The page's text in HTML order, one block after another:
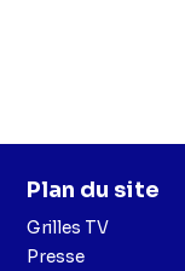
Plan du site
Grilles TV
Presse